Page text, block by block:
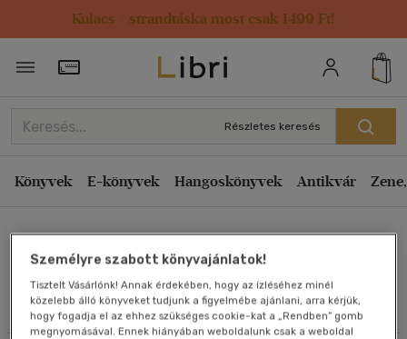
Kulacs / strandtáska most csak 1499 Ft!
Törzsvásárlói Kártya adatai
Részletes keresés
Könyvek E-könyvek Hangoskönyvek Antikvár
Kántor István
Művei
Rendezés
Kiadás éve szerint csökkenő
Ár szerint csökkenő
Eladott darabszám szerint csökkenő
Eladott darabszám szerint növekvő
Cím szerint A-Z
Szerző szerint A-Z
Személyre szabott könyvajánlatok!
Tisztelt Vásárlónk! Annak érdekében, hogy az ízléséhez minél
közelebb álló könyveket tudjunk a figyelmébe ajánlani, arra kérjük,
hogy fogadja el az ehhez szükséges cookie-kat a „Rendben” gomb
megnyomásával. Ennek hiányában weboldalunk csak a weboldal